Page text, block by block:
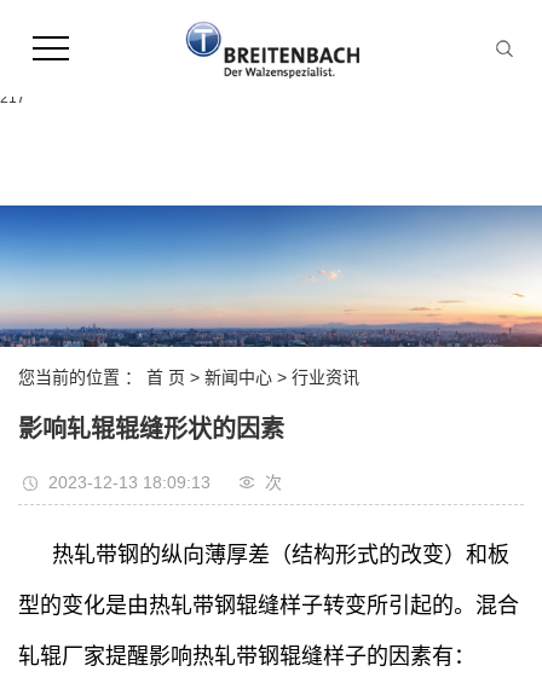
file_put_contents(/home/leonhardpl9ekoqn8hgamr2d/wwwroot/source/cache/
failed to open stream: Permission denied in
/home/leonhardpl9ekoqn8hgamr2d/wwwroot/source/model/api.class.php on line
217
您当前的位置 ： 首 页 > 新闻中心 > 行业资讯
影响轧辊辊缝形状的因素
2023-12-13 18:09:13 次
热轧带钢的纵向薄厚差（结构形式的改变）和板
型的变化是由热轧带钢辊缝样子转变所引起的。混合
轧辊厂家提醒影响热轧带钢辊缝样子的因素有：